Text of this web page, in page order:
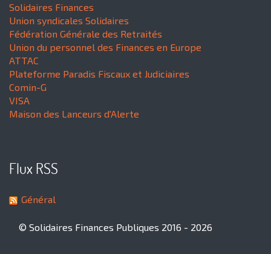
Solidaires Finances
Union syndicales Solidaires
Fédération Générale des Retraités
Union du personnel des Finances en Europe
ATTAC
Plateforme Paradis Fiscaux et Judiciaires
Comin-G
VISA
Maison des Lanceurs d'Alerte
Flux RSS
Général
© Solidaires Finances Publiques 2016 - 2026